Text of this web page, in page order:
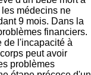
médecins ne
9 mois. Dans la
financiers.
de l'incapacité à
peut avoir
problèmes